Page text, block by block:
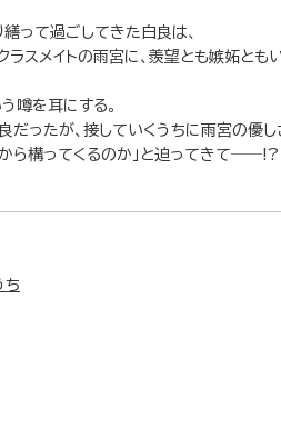
って過ごしてきた白良は、
スメイトの雨宮に、羨望とも嫉妬と
噂を耳にする。
ったが、接していくうちに雨宮の優し
から構ってくるのか」と迫ってきて──!?
ち